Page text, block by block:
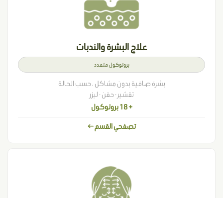
علاج البشرة والندبات
بروتوكول متعدد
بشرة صافية بدون مشاكل ، حسب الحالة
تقشير · حقن · ليزر
تصفحي القسم ←